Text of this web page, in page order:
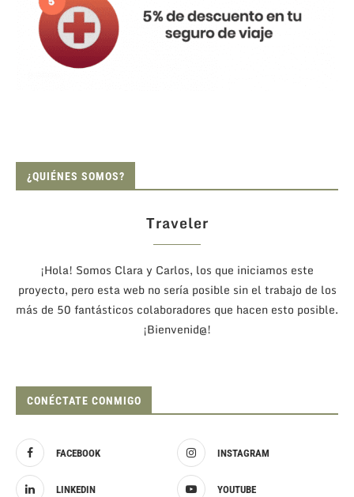
¿QUIÉNES SOMOS?
Traveler
¡Hola! Somos Clara y Carlos, los que iniciamos este
proyecto, pero esta web no sería posible sin el trabajo de los
más de 50 fantásticos colaboradores que hacen esto posible.
¡Bienvenid@!
CONÉCTATE CONMIGO
FACEBOOK INSTAGRAM
LINKEDIN YOUTUBE